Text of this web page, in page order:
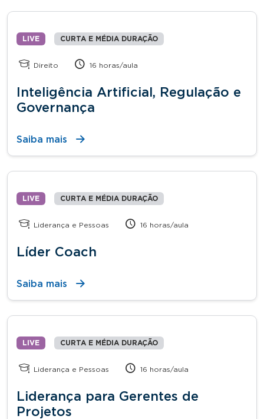
LIVE CURTA E MÉDIA DURAÇÃO
Direito 16 horas/aula
Inteligência Artificial, Regulação e
Governança
Saiba mais
LIVE CURTA E MÉDIA DURAÇÃO
Liderança e Pessoas 16 horas/aula
Líder Coach
Saiba mais
LIVE CURTA E MÉDIA DURAÇÃO
Liderança e Pessoas 16 horas/aula
Liderança para Gerentes de
Projetos